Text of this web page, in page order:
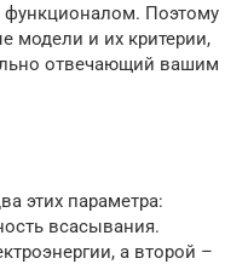
функционалом. Поэтому
модели и их критерии,
отвечающий вашим
этих параметра:
всасывания.
а второй –